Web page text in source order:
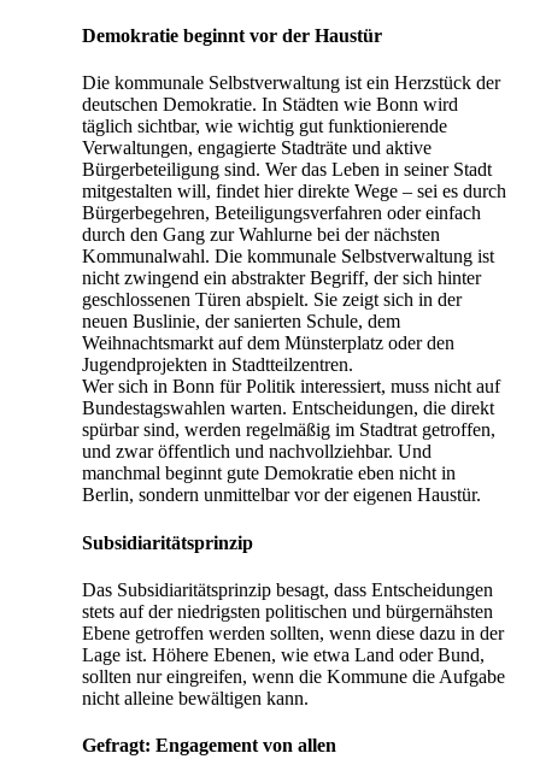
Demokratie beginnt vor der Haustür
Die kommunale Selbstverwaltung ist ein Herzstück der
deutschen Demokratie. In Städten wie Bonn wird
täglich sichtbar, wie wichtig gut funktionierende
Verwaltungen, engagierte Stadträte und aktive
Bürgerbeteiligung sind. Wer das Leben in seiner Stadt
mitgestalten will, findet hier direkte Wege – sei es durch
Bürgerbegehren, Beteiligungsverfahren oder einfach
durch den Gang zur Wahlurne bei der nächsten
Kommunalwahl. Die kommunale Selbstverwaltung ist
nicht zwingend ein abstrakter Begriff, der sich hinter
geschlossenen Türen abspielt. Sie zeigt sich in der
neuen Buslinie, der sanierten Schule, dem
Weihnachtsmarkt auf dem Münsterplatz oder den
Jugendprojekten in Stadtteilzentren.
Wer sich in Bonn für Politik interessiert, muss nicht auf
Bundestagswahlen warten. Entscheidungen, die direkt
spürbar sind, werden regelmäßig im Stadtrat getroffen,
und zwar öffentlich und nachvollziehbar. Und
manchmal beginnt gute Demokratie eben nicht in
Berlin, sondern unmittelbar vor der eigenen Haustür.
Subsidiaritätsprinzip
Das Subsidiaritätsprinzip besagt, dass Entscheidungen
stets auf der niedrigsten politischen und bürgernähsten
Ebene getroffen werden sollten, wenn diese dazu in der
Lage ist. Höhere Ebenen, wie etwa Land oder Bund,
sollten nur eingreifen, wenn die Kommune die Aufgabe
nicht alleine bewältigen kann.
Gefragt: Engagement von allen